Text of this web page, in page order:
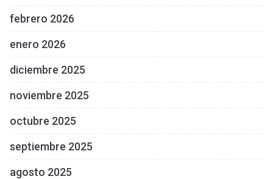
febrero 2026
enero 2026
diciembre 2025
noviembre 2025
octubre 2025
septiembre 2025
agosto 2025